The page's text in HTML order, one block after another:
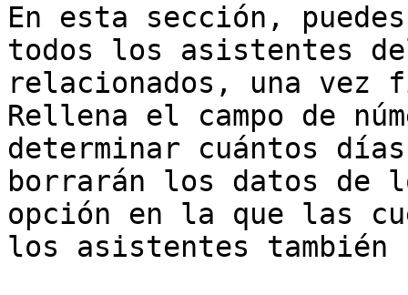
En esta sección,
todos los asistentes
relacionados, una vez
Rellena el campo de
determinar cuántos
borrarán los datos de
opción en la que las
los asistentes también